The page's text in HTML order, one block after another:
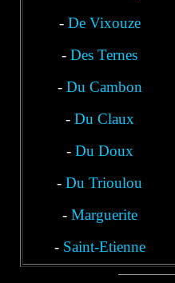
- De Vixouze
-Des Ternes
- Du Cambon
- Du Claux
- Du Doux
-Du Trioulou
- Marguerite
- Saint-Etienne